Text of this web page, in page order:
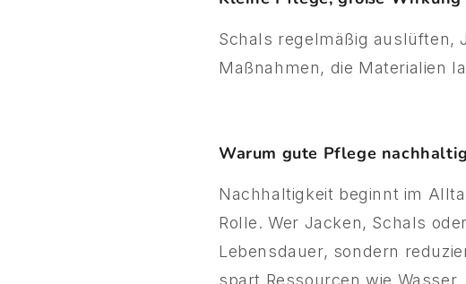
Schals regelmäßig auslüften,
Maßnahmen, die Materialien
Warum gute Pflege
Nachhaltigkeit beginnt im
Rolle. Wer Jacken, Schals
Lebensdauer, sondern
spart Ressourcen wie